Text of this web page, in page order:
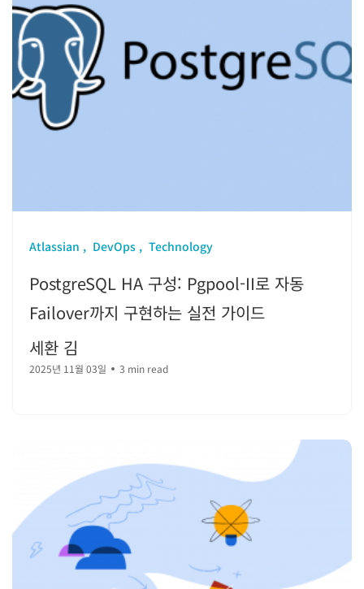
Atlassian DevOps Technology
PostgreSQL HA 구성: Pgpool-II로 자동
Failover까지 구현하는 실전 가이드
세환 김
2025년 11월 03일 3 min read